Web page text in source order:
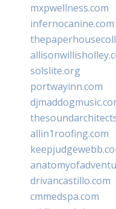
mxpwellness.com
infernocanine.com
solslite.org
portwayinn.com
allin1roofing.com
drivancastillo.com
cmmedspa.com